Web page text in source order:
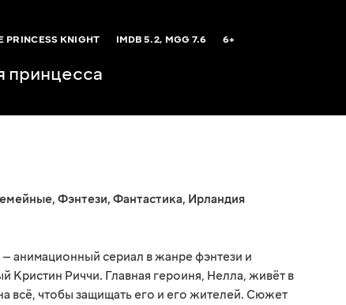
PRINCESS KNIGHT IMDB5.2, MGG7.6 6+
принцесса
, Фэнтези, Фантастика, Ирландия
анимационный сериал в жанре фэнтези и
Кристин Риччи. Главная героиня, Нелла, живёт в
всё, чтобы защищать его и его жителей. Сюжет